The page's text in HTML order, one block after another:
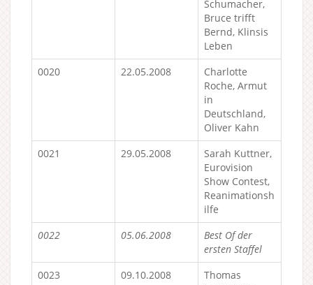
Schumacher,
Bruce trifft
Bernd, Klinsis
Leben
0020
22.05.2008
Charlotte
Roche, Armut
in
Deutschland,
Oliver Kahn
0021
29.05.2008
Sarah Kuttner,
Eurovision
Show Contest,
Reanimationsh
ilfe
0022
05.06.2008
Best Of der
ersten Staffel
0023
09.10.2008
Thomas